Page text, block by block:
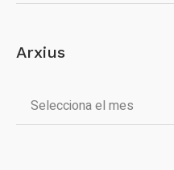
Arxius